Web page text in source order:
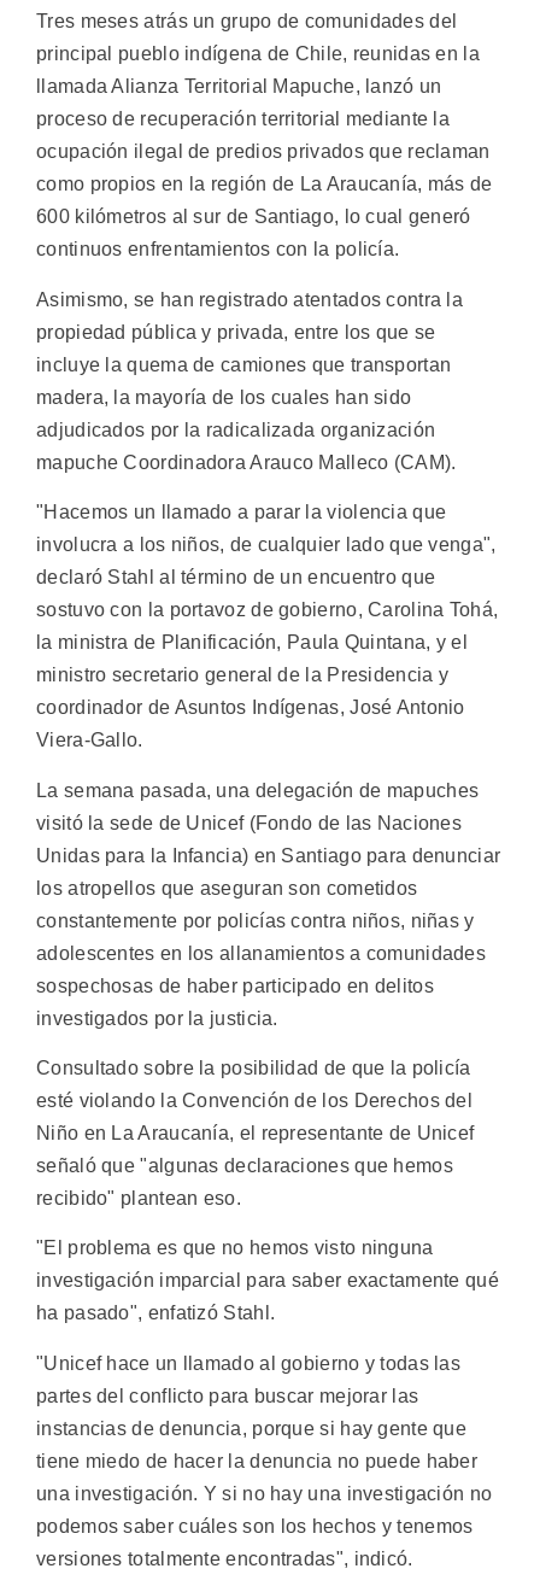
Tres meses atrás un grupo de comunidades del
principal pueblo indígena de Chile, reunidas en la
llamada Alianza Territorial Mapuche, lanzó un
proceso de recuperación territorial mediante la
ocupación ilegal de predios privados que reclaman
como propios en la región de La Araucanía, más de
600 kilómetros al sur de Santiago, lo cual generó
continuos enfrentamientos con la policía.
Asimismo, se han registrado atentados contra la
propiedad pública y privada, entre los que se
incluye la quema de camiones que transportan
madera, la mayoría de los cuales han sido
adjudicados por la radicalizada organización
mapuche Coordinadora Arauco Malleco (CAM).
"Hacemos un llamado a parar la violencia que
involucra a los niños, de cualquier lado que venga",
declaró Stahl al término de un encuentro que
sostuvo con la portavoz de gobierno, Carolina Tohá,
la ministra de Planificación, Paula Quintana, y el
ministro secretario general de la Presidencia y
coordinador de Asuntos Indígenas, José Antonio
Viera-Gallo.
La semana pasada, una delegación de mapuches
visitó la sede de Unicef (Fondo de las Naciones
Unidas para la Infancia) en Santiago para denunciar
los atropellos que aseguran son cometidos
constantemente por policías contra niños, niñas y
adolescentes en los allanamientos a comunidades
sospechosas de haber participado en delitos
investigados por la justicia.
Consultado sobre la posibilidad de que la policía
esté violando la Convención de los Derechos del
Niño en La Araucanía, el representante de Unicef
señaló que "algunas declaraciones que hemos
recibido" plantean eso.
"El problema es que no hemos visto ninguna
investigación imparcial para saber exactamente qué
ha pasado", enfatizó Stahl.
"Unicef hace un llamado al gobierno y todas las
partes del conflicto para buscar mejorar las
instancias de denuncia, porque si hay gente que
tiene miedo de hacer la denuncia no puede haber
una investigación. Y si no hay una investigación no
podemos saber cuáles son los hechos y tenemos
versiones totalmente encontradas", indicó.